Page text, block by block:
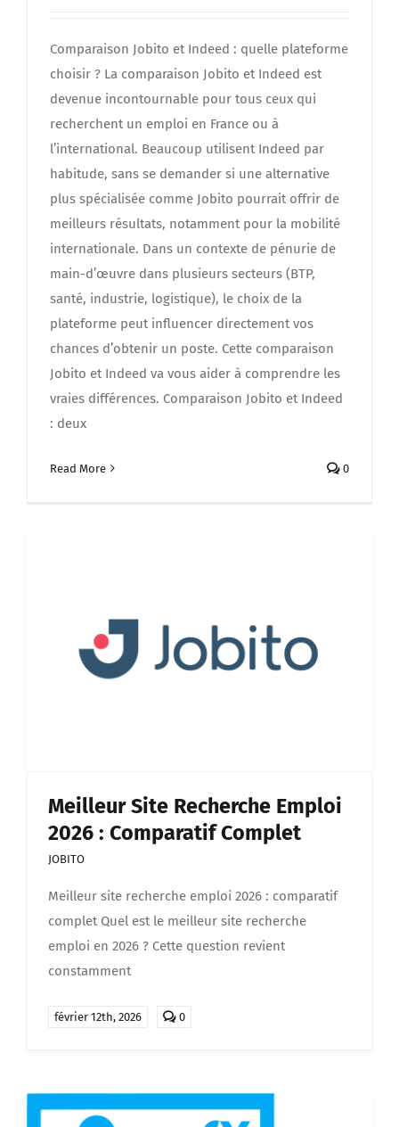
Comparaison Jobito et Indeed : quelle plateforme
choisir ? La comparaison Jobito et Indeed est
devenue incontournable pour tous ceux qui
recherchent un emploi en France ou à
l’international. Beaucoup utilisent Indeed par
habitude, sans se demander si une alternative
plus spécialisée comme Jobito pourrait offrir de
meilleurs résultats, notamment pour la mobilité
internationale. Dans un contexte de pénurie de
main-d’œuvre dans plusieurs secteurs (BTP,
santé, industrie, logistique), le choix de la
plateforme peut influencer directement vos
chances d’obtenir un poste. Cette comparaison
Jobito et Indeed va vous aider à comprendre les
vraies différences. Comparaison Jobito et Indeed
: deux
Read More 0
Meilleur Site Recherche Emploi
2026 : Comparatif Complet
JOBITO
Meilleur site recherche emploi 2026 : comparatif
complet Quel est le meilleur site recherche
emploi en 2026 ? Cette question revient
constamment
février 12th, 2026 0comments
2026
:
comparatif